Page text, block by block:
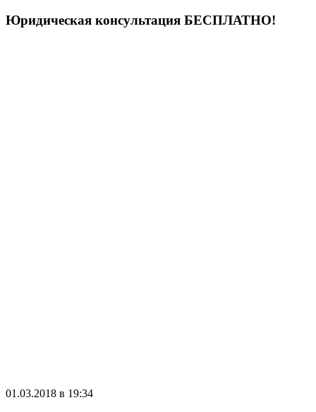
Юридическая консультация БЕСПЛАТНО!
01.03.2018 в 19:34